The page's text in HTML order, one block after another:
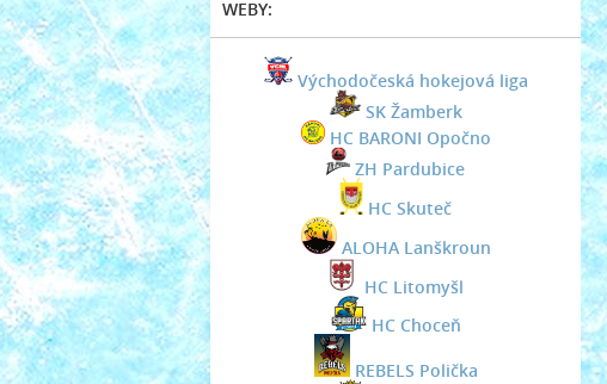
WEBY:
Východočeská hokejová liga
SK Žamberk
HC BARONI Opočno
ZH Pardubice
HC Skuteč
ALOHA Lanškroun
HC Litomyšl
HC Choceň
REBELS Polička